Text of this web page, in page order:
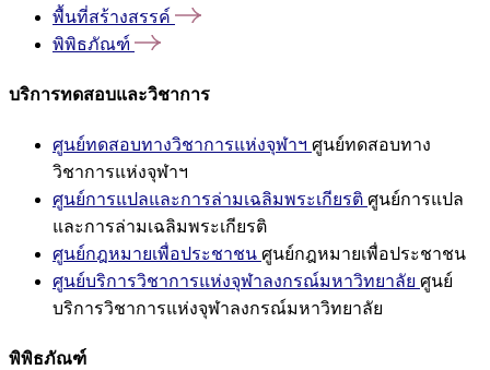
พื้นที่สร้างสรรค์
พิพิธภัณฑ์
บริการทดสอบและวิชาการ
ศูนย์ทดสอบทางวิชาการแห่งจุฬาฯ ศูนย์ทดสอบทาง
วิชาการแห่งจุฬาฯ
ศูนย์การแปลและการล่ามเฉลิมพระเกียรติ ศูนย์การแปล
และการล่ามเฉลิมพระเกียรติ
ศูนย์กฎหมายเพื่อประชาชน ศูนย์กฎหมายเพื่อประชาชน
ศูนย์บริการวิชาการแห่งจุฬาลงกรณ์มหาวิทยาลัย ศูนย์
บริการวิชาการแห่งจุฬาลงกรณ์มหาวิทยาลัย
พิพิธภัณฑ์